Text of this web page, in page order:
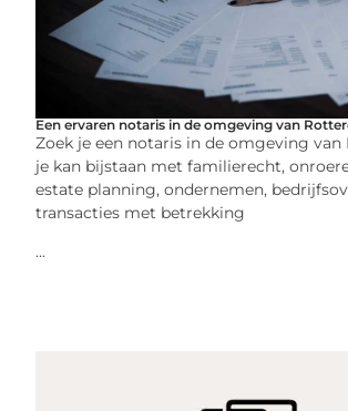
Een ervaren notaris in de omgeving van
Zoek je een notaris in de omgeving
je kan bijstaan met familierecht,
estate planning, ondernemen,
transacties met betrekking
...